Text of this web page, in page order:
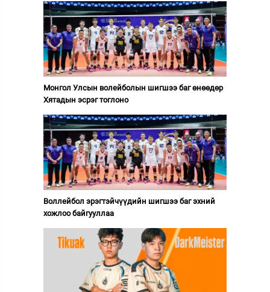
Монгол Улсын волейболын шигшээ баг өнөөдөр
Хятадын эсрэг тоглоно
Воллейбол эрэгтэйчүүдийн шигшээ баг эхний
хожлоо байгууллаа